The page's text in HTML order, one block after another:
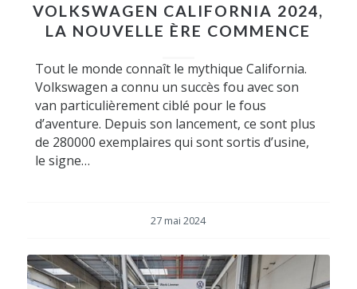
VOLKSWAGEN CALIFORNIA 2024,
LA NOUVELLE ÈRE COMMENCE
Tout le monde connaît le mythique California.
Volkswagen a connu un succès fou avec son
van particulièrement ciblé pour le fous
d’aventure. Depuis son lancement, ce sont plus
de 280000 exemplaires qui sont sortis d’usine,
le signe…
27 mai 2024